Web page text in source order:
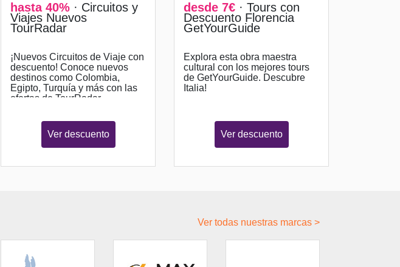
hasta 40% · Circuitos y
Viajes Nuevos
TourRadar
¡Nuevos Circuitos de Viaje con
descuento! Conoce nuevos
destinos como Colombia,
Egipto, Turquía y más con las
ofertas de TourRadar
Ver descuento
desde 7€ · Tours con
Descuento Florencia
GetYourGuide
Explora esta obra maestra
cultural con los mejores tours
de GetYourGuide. Descubre
Italia!
Ver descuento
Ver todas nuestras marcas >